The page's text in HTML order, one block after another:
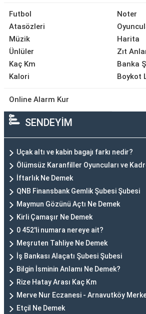
Futbol
Atasözleri
Müzik
Ünlüler
Kaç Km
Kalori
Noter
Harita
Zıt
Banka
Boykot
Online Alarm Kur
SENDEYİM
Uçak altı ve kabin bagajı farkı nedir?
Ölümsüz Karanfiller Oyuncuları ve
İftarlık Ne Demek
QNB Finansbank Gemlik Şubesi Şubesi
Maymun Gözünü Açtı Ne Demek
Kirli Çamaşır Ne Demek
0 452'li numara nereye ait?
Meşruten Tahliye Ne Demek
İş Bankası Alaçatı Şubesi Şubesi
Bilgin İsminin Anlamı Ne Demek?
Rize Hatay Arası Kaç Km
Merve Nur Eczanesi - Arnavutköy
Etçil Ne Demek